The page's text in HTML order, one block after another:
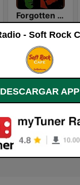
Forgotten Rock
DESCARGAR APP